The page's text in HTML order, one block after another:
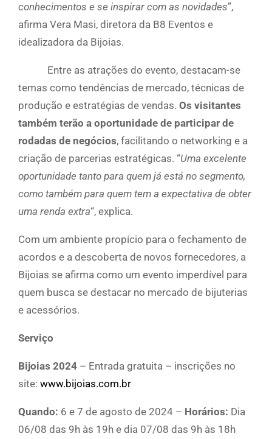
conhecimentos e se inspirar com as novidades”,
afirma Vera Masi, diretora da B8 Eventos e
idealizadora da Bijoias.
Entre as atrações do evento, destacam-se
temas como tendências de mercado, técnicas de
produção e estratégias de vendas. Os visitantes
também terão a oportunidade de participar de
rodadas de negócios, facilitando o networking e a
criação de parcerias estratégicas. “Uma excelente
oportunidade tanto para quem já está no segmento,
como também para quem tem a expectativa de obter
uma renda extra“, explica.
Com um ambiente propício para o fechamento de
acordos e a descoberta de novos fornecedores, a
Bijoias se afirma como um evento imperdível para
quem busca se destacar no mercado de bijuterias
e acessórios.
Serviço
Bijoias 2024 – Entrada gratuita – inscrições no
site: www.bijoias.com.br
Quando: 6 e 7 de agosto de 2024 – Horários: Dia
06/08 das 9h às 19h e dia 07/08 das 9h às 18h